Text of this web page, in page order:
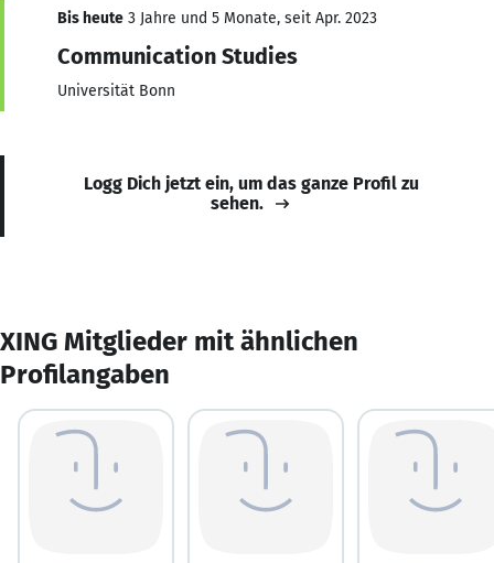
Bis heute 3 Jahre und 5 Monate, seit Apr. 2023
Communication Studies
Universität Bonn
Logg Dich jetzt ein, um das ganze Profil zu
sehen.
XING Mitglieder mit ähnlichen
Profilangaben